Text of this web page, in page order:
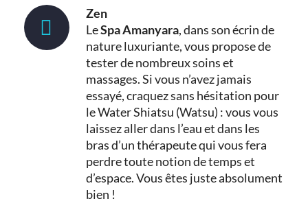
Zen
LeSpa Amanyara, dans son écrin de
nature luxuriante, vous propose de
tester de nombreux soins et
massages. Si vous n’avez jamais
essayé, craquez sans hésitation pour
le Water Shiatsu (Watsu) : vous vous
laissez aller dans l’eau et dans les
bras d’un thérapeute qui vous fera
perdre toute notion de temps et
d’espace. Vous êtes juste absolument
bien !